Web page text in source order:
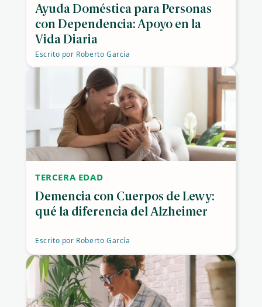
Ayuda Doméstica para Personas
con Dependencia: Apoyo en la
Vida Diaria
Escrito por Roberto García
TERCERA EDAD
Demencia con Cuerpos de Lewy:
qué la diferencia del Alzheimer
Escrito por Roberto García